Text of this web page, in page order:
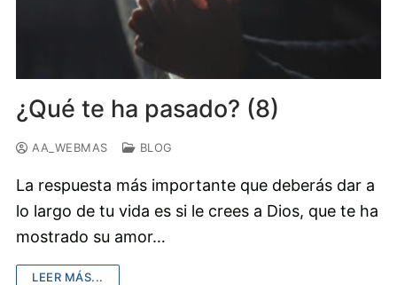
¿Qué te ha pasado? (8)
AA_WEBMAS BLOG
La respuesta más importante que deberás dar a
lo largo de tu vida es si le crees a Dios, que te ha
mostrado su amor…
LEER MÁS...